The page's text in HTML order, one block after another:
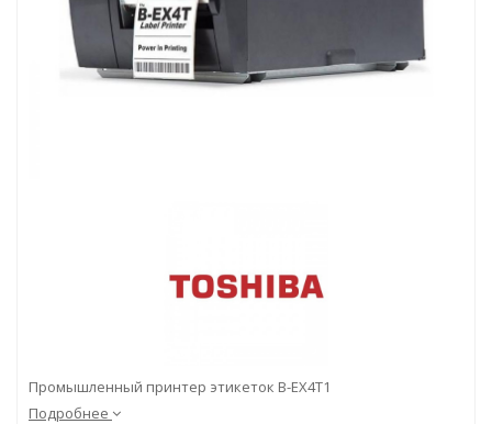
Промышленный принтер этикеток В-ЕХ4Т1
Подробнее